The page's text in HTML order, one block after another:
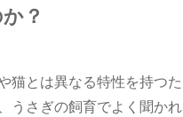
？
猫とは異なる特性を持つた
うさぎの飼育でよく聞かれ